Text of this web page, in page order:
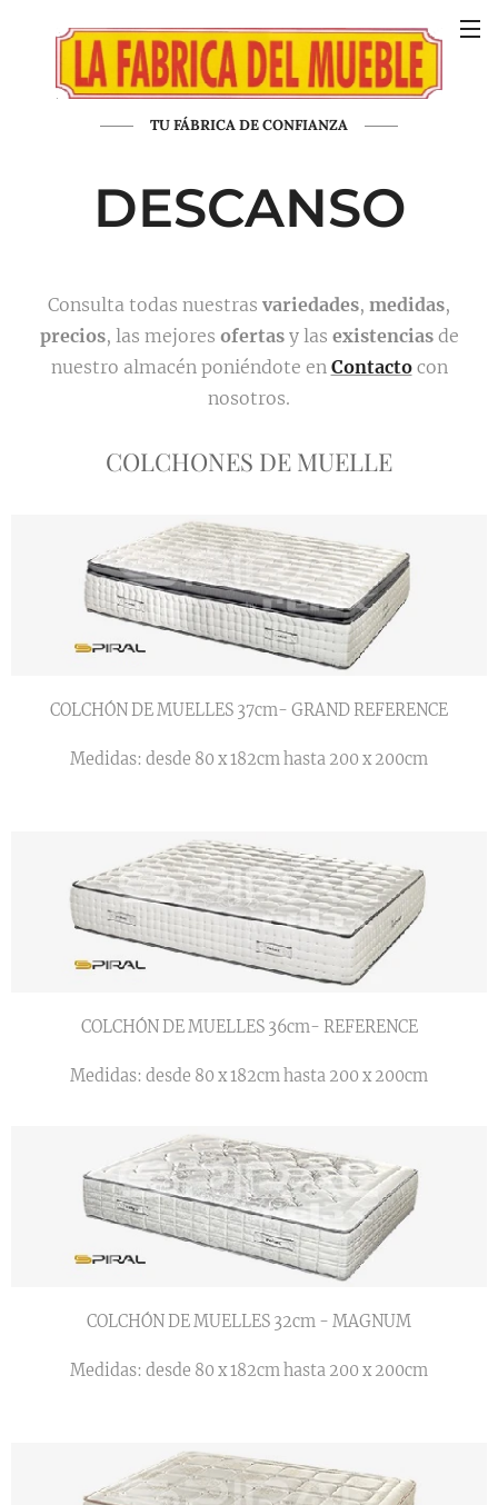
TU FÁBRICA DE CONFIANZA
DESCANSO
Consulta todas nuestras variedades, medidas,
precios, las mejores ofertas y las existencias de
nuestro almacén poniéndote en Contactocon
nosotros.
COLCHONES DE MUELLE
COLCHÓN DE MUELLES 37cm- GRAND REFERENCE
Medidas: desde 80 x 182cm hasta 200 x 200cm
COLCHÓN DE MUELLES 36cm- REFERENCE
Medidas: desde 80 x 182cm hasta 200 x 200cm
COLCHÓN DE MUELLES 32cm - MAGNUM
Medidas: desde 80 x 182cm hasta 200 x 200cm